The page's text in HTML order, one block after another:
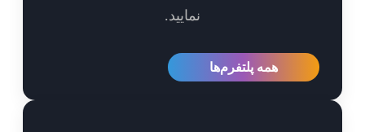
همه پلتفرم‌ها